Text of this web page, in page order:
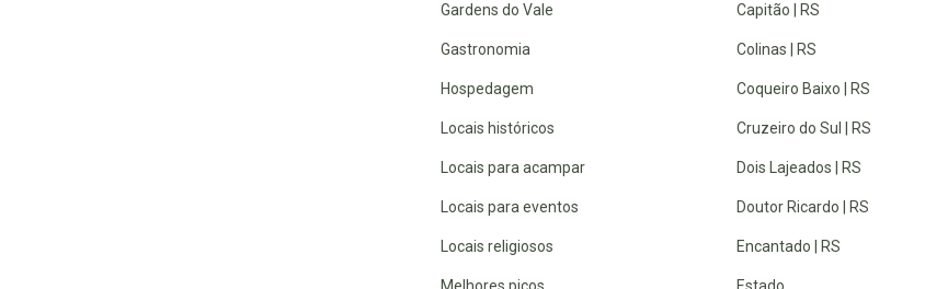
Gardens do Vale
Gastronomia
Hospedagem
Locais históricos
Locais para acampar
Locais para eventos
Locais religiosos
Capitão | RS
Colinas | RS
Coqueiro Baixo | RS
Cruzeiro do Sul | RS
Dois Lajeados | RS
Doutor Ricardo | RS
Encantado | RS